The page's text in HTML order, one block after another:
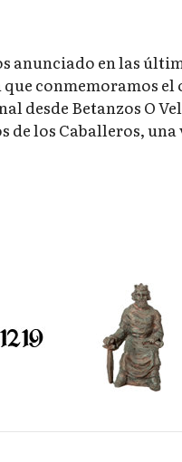
anunciado en las
que conmemoramos
desde Betanzos O
de los Caballeros,